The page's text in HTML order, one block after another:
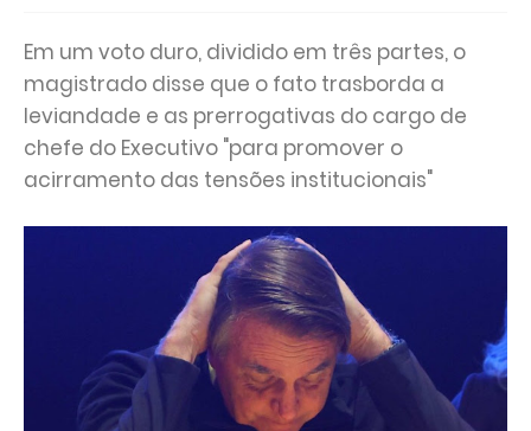
Em um voto duro, dividido em três partes, o
magistrado disse que o fato trasborda a
leviandade e as prerrogativas do cargo de
chefe do Executivo "para promover o
acirramento das tensões institucionais"